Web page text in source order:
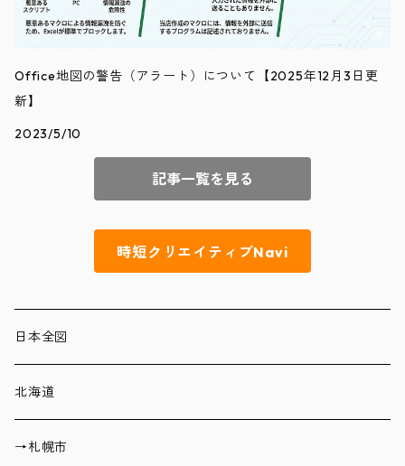
Office地図の警告（アラート）について【2025年12月3日更
新】
2023/5/10
記事一覧を見る
時短クリエイティブNavi
日本全図
北海道
→札幌市